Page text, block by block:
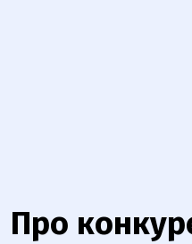
Про